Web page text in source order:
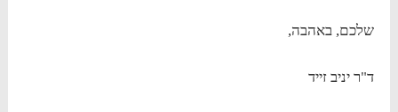
שלכם, באהבה,
ד"ר יניב זייד